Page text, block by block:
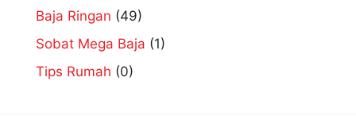
Baja Ringan (49)
Sobat Mega Baja (1)
Tips Rumah (0)